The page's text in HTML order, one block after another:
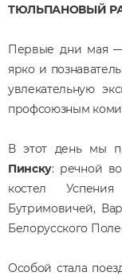
ТЮЛЬПАНОВЫЙ
Первые дни мая —
ярко и
увлекательную
профсоюзным
В этот день мы
Пинску: речной
костел
Бутримовичей,
Белорусского
Особой стала